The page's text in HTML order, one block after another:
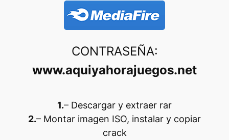
CONTRASEÑA:
www.aquiyahorajuegos.net
1.– Descargar y extraer rar
2.– Montar imagen ISO, instalar y copiar
crack